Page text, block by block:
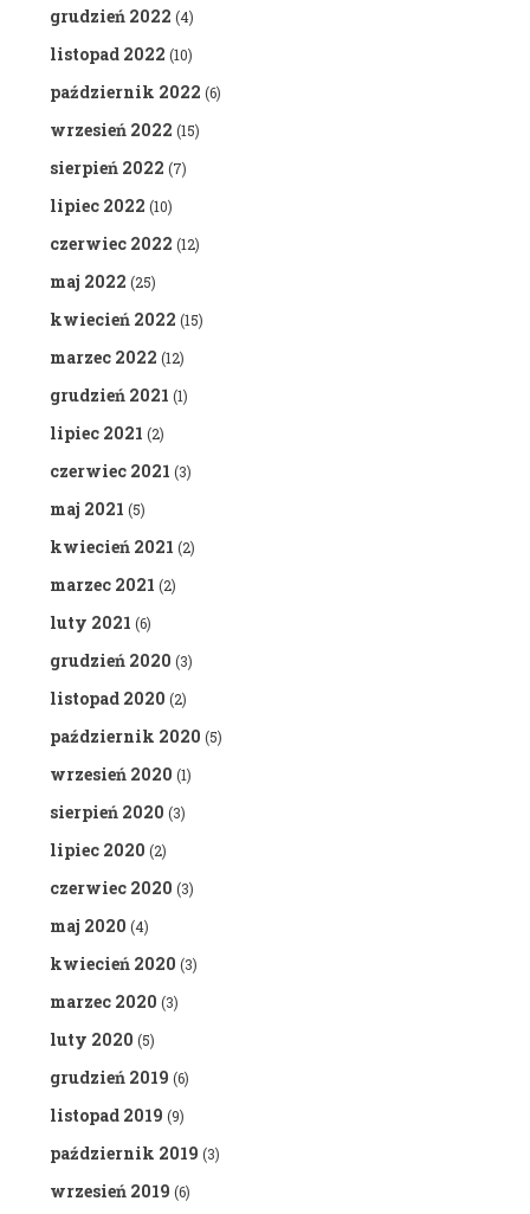
grudzień 2022 (4)
listopad 2022 (10)
październik 2022 (6)
wrzesień 2022 (15)
sierpień 2022 (7)
lipiec 2022 (10)
czerwiec 2022 (12)
maj 2022 (25)
kwiecień 2022 (15)
marzec 2022 (12)
grudzień 2021 (1)
lipiec 2021 (2)
czerwiec 2021 (3)
maj 2021 (5)
kwiecień 2021 (2)
marzec 2021 (2)
luty 2021 (6)
grudzień 2020 (3)
listopad 2020 (2)
październik 2020 (5)
wrzesień 2020 (1)
sierpień 2020 (3)
lipiec 2020 (2)
czerwiec 2020 (3)
maj 2020 (4)
kwiecień 2020 (3)
marzec 2020 (3)
luty 2020 (5)
grudzień 2019 (6)
listopad 2019 (9)
październik 2019 (3)
wrzesień 2019 (6)